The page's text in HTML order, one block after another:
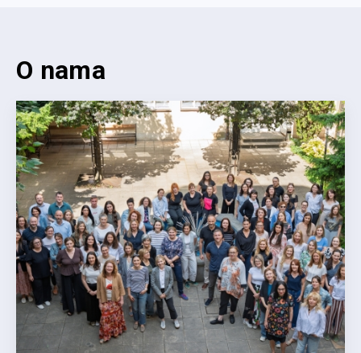
O nama